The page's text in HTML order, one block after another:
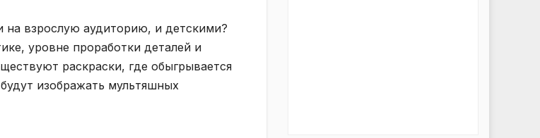
взрослую аудиторию, и детскими?
уровне проработки деталей и
раскраски, где обыгрывается
изображать мультяшных